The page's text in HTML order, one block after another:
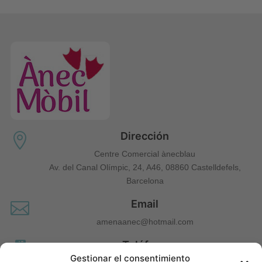
Gestionar el consentimiento
 Dirección
Centre Comercial ànecblau
Av. del Canal Olímpic, 24, A46, 08860 Castelldefels,
Barcelona
 Email
amenaanec@hotmail.com
 Teléfono